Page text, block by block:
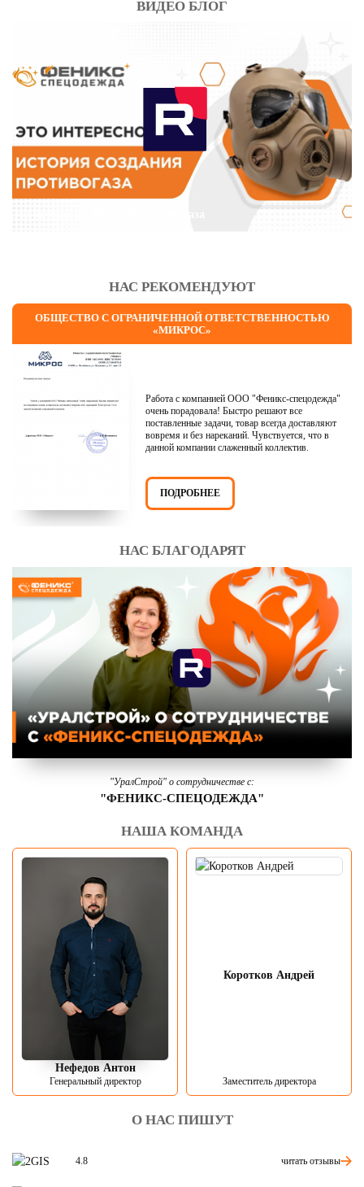
ВИДЕО БЛОГ
НАС РЕКОМЕНДУЮТ
ОБЩЕСТВО С ОГРАНИЧЕННОЙ ОТВЕТСТВЕННОСТЬЮ
«МИКРОС»
Работа с компанией ООО "Феникс-спецодежда"
очень порадовала! Быстро решают все
поставленные задачи, товар всегда доставляют
вовремя и без нареканий. Чувствуется, что в
данной компании слаженный коллектив.
ПОДРОБНЕЕ
НАС БЛАГОДАРЯТ
"УралСтрой" о сотрудничестве с:
"ФЕНИКС-СПЕЦОДЕЖДА"
НАША КОМАНДА
Нефедов Антон
Генеральный директор
Коротков Андрей
Заместитель директора
О НАС ПИШУТ
4.8 читать отзывы